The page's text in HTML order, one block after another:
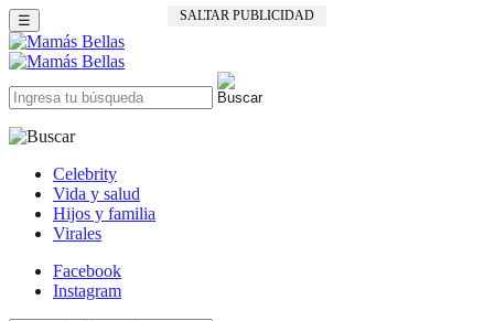
SALTAR PUBLICIDAD
☰
Celebrity
Vida y salud
Hijos y familia
Virales
Facebook
Instagram